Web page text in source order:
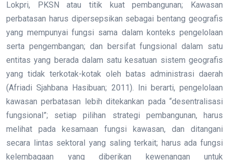
Lokpri, PKSN atau titik kuat pembangunan; Kawasan
perbatasan harus dipersepsikan sebagai bentang geografis
yang mempunyai fungsi sama dalam konteks pengelolaan
serta pengembangan; dan bersifat fungsional dalam satu
entitas yang berada dalam satu kesatuan sistem geografis
yang tidak terkotak-kotak oleh batas administrasi daerah
(Afriadi Sjahbana Hasibuan; 2011). Ini berarti, pengelolaan
kawasan perbatasan lebih ditekankan pada “desentralisasi
fungsional”; setiap pilihan strategi pembangunan, harus
melihat pada kesamaan fungsi kawasan, dan ditangani
secara lintas sektoral yang saling terkait; harus ada fungsi
kelembagaan yang diberikan kewenangan untuk